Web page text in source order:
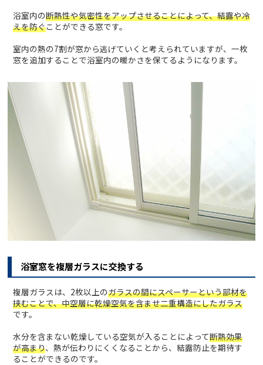
浴室内の断熱性や気密性をアップさせることによって、結露や冷
えを防ぐことができる窓です。
室内の熱の7割が窓から逃げていくと考えられていますが、一枚
窓を追加することで浴室内の暖かさを保てるようになります。
浴室窓を複層ガラスに交換する
複層ガラスは、2枚以上のガラスの間にスペーサーという部材を
挟むことで、中空層に乾燥空気を含ませ二重構造にしたガラス
です。
水分を含まない乾燥している空気が入ることによって断熱効果
が高まり、熱が伝わりにくくなることから、結露防止を期待す
ることができるのです。